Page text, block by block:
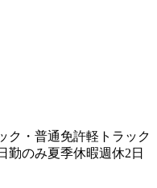
ク・普通免許軽トラック
勤のみ夏季休暇週休2日